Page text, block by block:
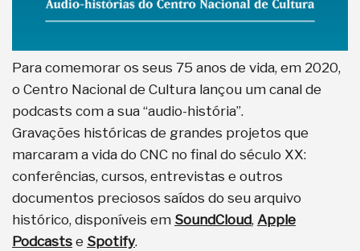
Para comemorar os seus 75 anos de vida, em 2020,
o Centro Nacional de Cultura lançou um canal de
podcasts com a sua “audio-história”.
Gravações históricas de grandes projetos que
marcaram a vida do CNC no final do século XX:
conferências, cursos, entrevistas e outros
documentos preciosos saídos do seu arquivo
histórico, disponíveis em SoundCloud, Apple
Podcasts e Spotify.